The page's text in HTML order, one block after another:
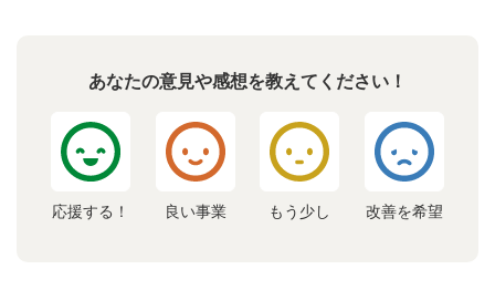
あなたの意見や感想を教えてください！
応援する！ 良い事業 もう少し 改善を希望